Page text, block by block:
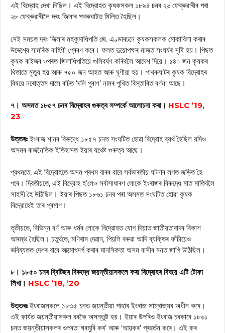
এই বিদ্রোহ দেখা দিছিল। এই বিদ্রোহত কৃষকসকল ১৮৯৪ চনৰ ২৬ ফেব্ৰুৱাৰীৰ পৰা
২৮ ফেব্ৰুৱাৰীলৈ দৰং জিলাৰ পথৰুঘাটত মিলিত হৈছিল।
সেই সময়ত দৰং জিলাৰ মহকুমাধিপতি জে. এণ্ডাৰচনে কৃষকসকলক মোকাবিলা কৰাৰ
উদ্দেশ্যে সামৰিক বাহিণী প্ৰেৰণ কৰে। ফলত দুয়োপক্ষৰ মাজত সংঘৰ্ষৰ সৃষ্টি হয়। পিছত
কৃষক ৰাইজৰ ওপৰত জিলাধিপতিয়ে গুলিবর্ষণ কৰিবলৈ আদেশ দিয়ে। ১৪০ জন কৃষকৰ
থিতাতে মৃত্যু হয় আৰু ৭৫০ জন আহত আৰু ঘূণীয়া হয়। পাথৰুঘাটৰ কৃষক বিদ্ৰোহৰ
বিষয়ে নৰোত্তম দাসে ৰচিত ‘দলি পুৰাণ’ নামৰ পুথিত বিস্তাৰিত বর্ণনা আছে।
৭। অসমত ১৮৫৭ চনৰ বিদ্ৰোহৰ গুৰুত্ব সম্পর্কে আলোচনা কৰা। HSLC ’19,
23
উত্তৰঃইংৰাজ শানৰ বিৰুদ্ধে ১৮৫৭ চনত সংঘটিত হোৱা বিদ্রোহ ব্যর্থ হৈছিল যদিও
অসমৰ ৰাজনৈতিক ইতিহাসত ইয়াৰ যথেষ্ট গুৰুত্ব আছে।
প্রথমতে, এই বিদ্রোহতে অসম প্ৰথম বাৰৰ বাবে সৰ্বভাৰতীয় ঘটনাৰ লগত জড়িত হৈ
পৰে। দ্বিতীয়তে, এই বিদ্রোহ হ’লেও সর্বাসাধাৰণ লোকে ইংৰাজৰ বিৰুদ্ধে মাত মাতিবলৈ
সাহসী হৈ উঠিছিল। ইয়াৰ পিছত ১৮৬১ চনৰ পৰা অসমত সংঘটিত হোৱা কৃষক
বিদ্রোহেই তাৰ প্ৰমাণ।
তৃতীয়তে, বিভিন্ন বৰ্ণ আৰু ধৰ্মৰ লোকে বিদ্রোহত যোগ দিয়াত জাতীয়তাবাদৰ বিকাশ
আৰম্ভ হৈছিল। চতুৰ্থতে, মণিৰাম দেৱান, পিয়লি বৰুৱা আদি ব্যক্তিৰ ফাঁচীয়েও
ভবিষ্যতত দেশৰ বাবে আত্মোৎসর্গ কৰাৰ মানসিকতা অসম বাসীৰ মনত জাগি উঠিছিল।
৮। ১৮৫০ চনৰ ব্ৰিটিছৰ বিৰুদ্ধে জয়ন্তীয়াসকলে কৰা বিদ্ৰোহৰ বিষয়ে এটি টোকা
লিখা। HSLC ’18, ’20
উত্তৰঃইংৰাজসকলে ১৮৩৫ চনত জয়ন্তীয়া পাহাৰ ইংৰাজ সাম্ৰাজ্যৰ অধীন কৰে।
এই কার্যত জয়ন্তীয়াসকল বৰকৈ অসন্তুষ্ট হয়। ইয়াৰ উপৰিও ইংৰাজ চৰকাৰে ১৮৬১
চনত জয়ন্তীয়াসকলৰ ওপৰত ‘ঘৰমুৰি কৰ’ আৰু ‘আয়কৰ’ প্ৰৱৰ্তন কৰে। এই কৰ